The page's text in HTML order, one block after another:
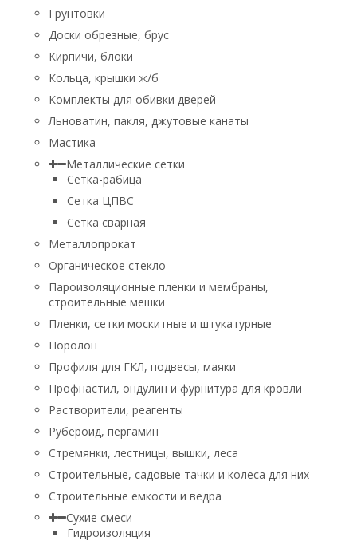
Грунтовки
Доски обрезные, брус
Кирпичи, блоки
Кольца, крышки ж/б
Комплекты для обивки дверей
Льноватин, пакля, джутовые канаты
Мастика
Металлические сетки
Сетка-рабица
Сетка ЦПВС
Сетка сварная
Металлопрокат
Органическое стекло
Пароизоляционные пленки и мембраны,
строительные мешки
Пленки, сетки москитные и штукатурные
Поролон
Профиля для ГКЛ, подвесы, маяки
Профнастил, ондулин и фурнитура для кровли
Растворители, реагенты
Рубероид, пергамин
Стремянки, лестницы, вышки, леса
Строительные, садовые тачки и колеса для них
Строительные емкости и ведра
Сухие смеси
Гидроизоляция